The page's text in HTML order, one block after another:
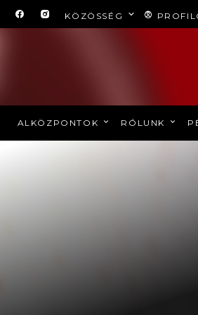
KÖZÖSSÉG
ALKÖZPONTOK RÓLUNK